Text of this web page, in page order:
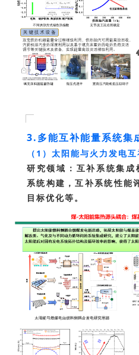
3.多能互补能量系统集
（1）太阳能与火力发电
研究领域：互补系统集
系统构建，互补系统性能
目标优化等。